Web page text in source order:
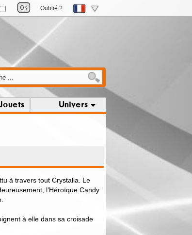
Oublié ?
Univers
à travers tout Crystalia. Le
l'Héroïque Candy
à elle dans sa croisade